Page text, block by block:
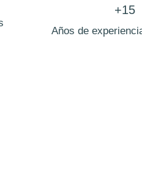
+15
Años de